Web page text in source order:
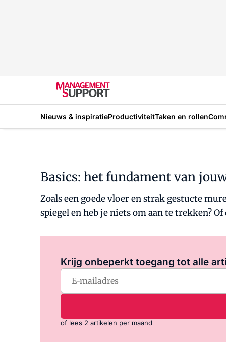
Nieuws & inspiratieProductiviteitTaken en rollen
Basics: het fundament van
Zoals een goede vloer en strak gestucte
spiegel en heb je niets om aan te trekken?
Krijg onbeperkt toegang tot alle
of lees 2 artikelen per maand